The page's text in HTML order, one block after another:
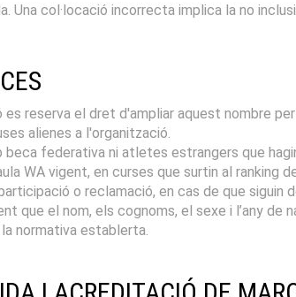
Una col·locació incorrecta implica la no
es reserva el dret d'ampliar aquest nombre
alienes a l'organització.
beca federativa ni atletes estrangers que
WA vigent, en curses que surtin al ranking
o reclamació, en cas de que siguin
que el nom, els cognoms, el sexe i l’any de
normativa establerta.